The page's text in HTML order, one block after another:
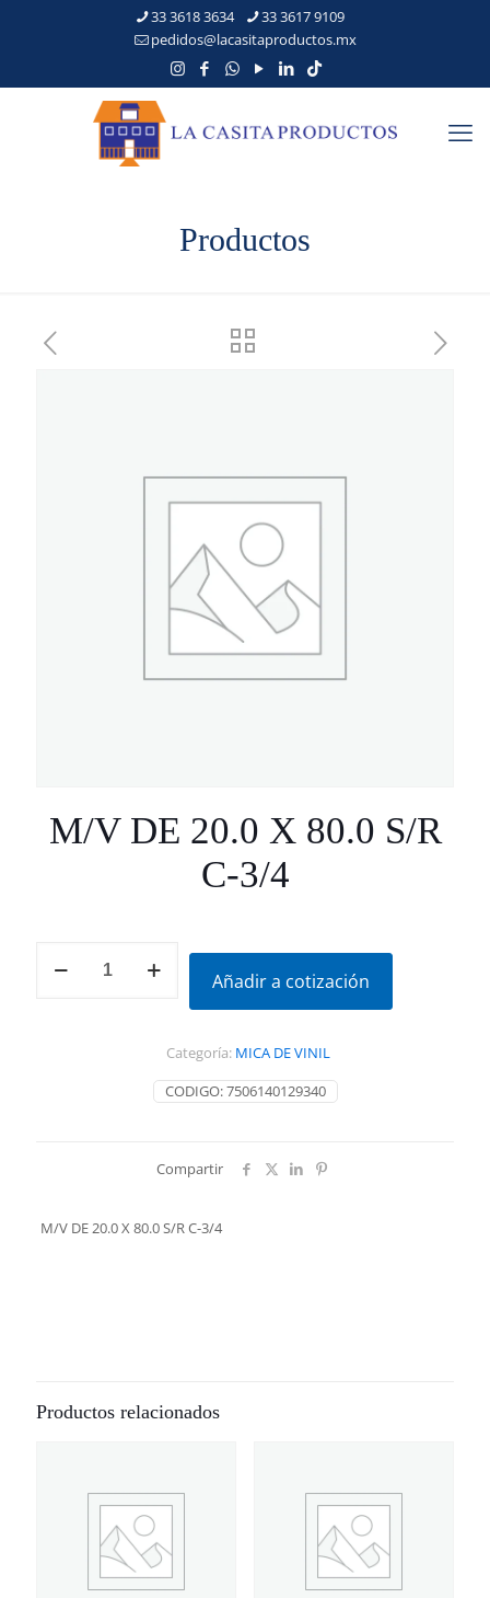
33 3618 3634
33 3617 9109
pedidos@lacasitaproductos.mx
Productos
M/V DE 20.0 X 80.0 S/R
C-3/4
Añadir a cotización
CODIGO:7506140129340
Categoría: MICA DE VINIL
Compartir
M/V DE 20.0 X 80.0 S/R C-3/4
Productos relacionados